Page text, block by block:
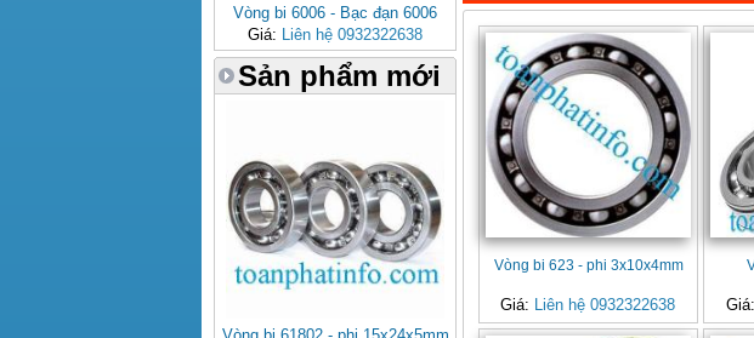
Vòng bi 6006 - Bạc đạn 6006
Giá: Liên hệ 0932322638
Sản phẩm mới
Vòng bi 623 - phi 3x10x4mm
Giá: Liên hệ 0932322638 Giá: